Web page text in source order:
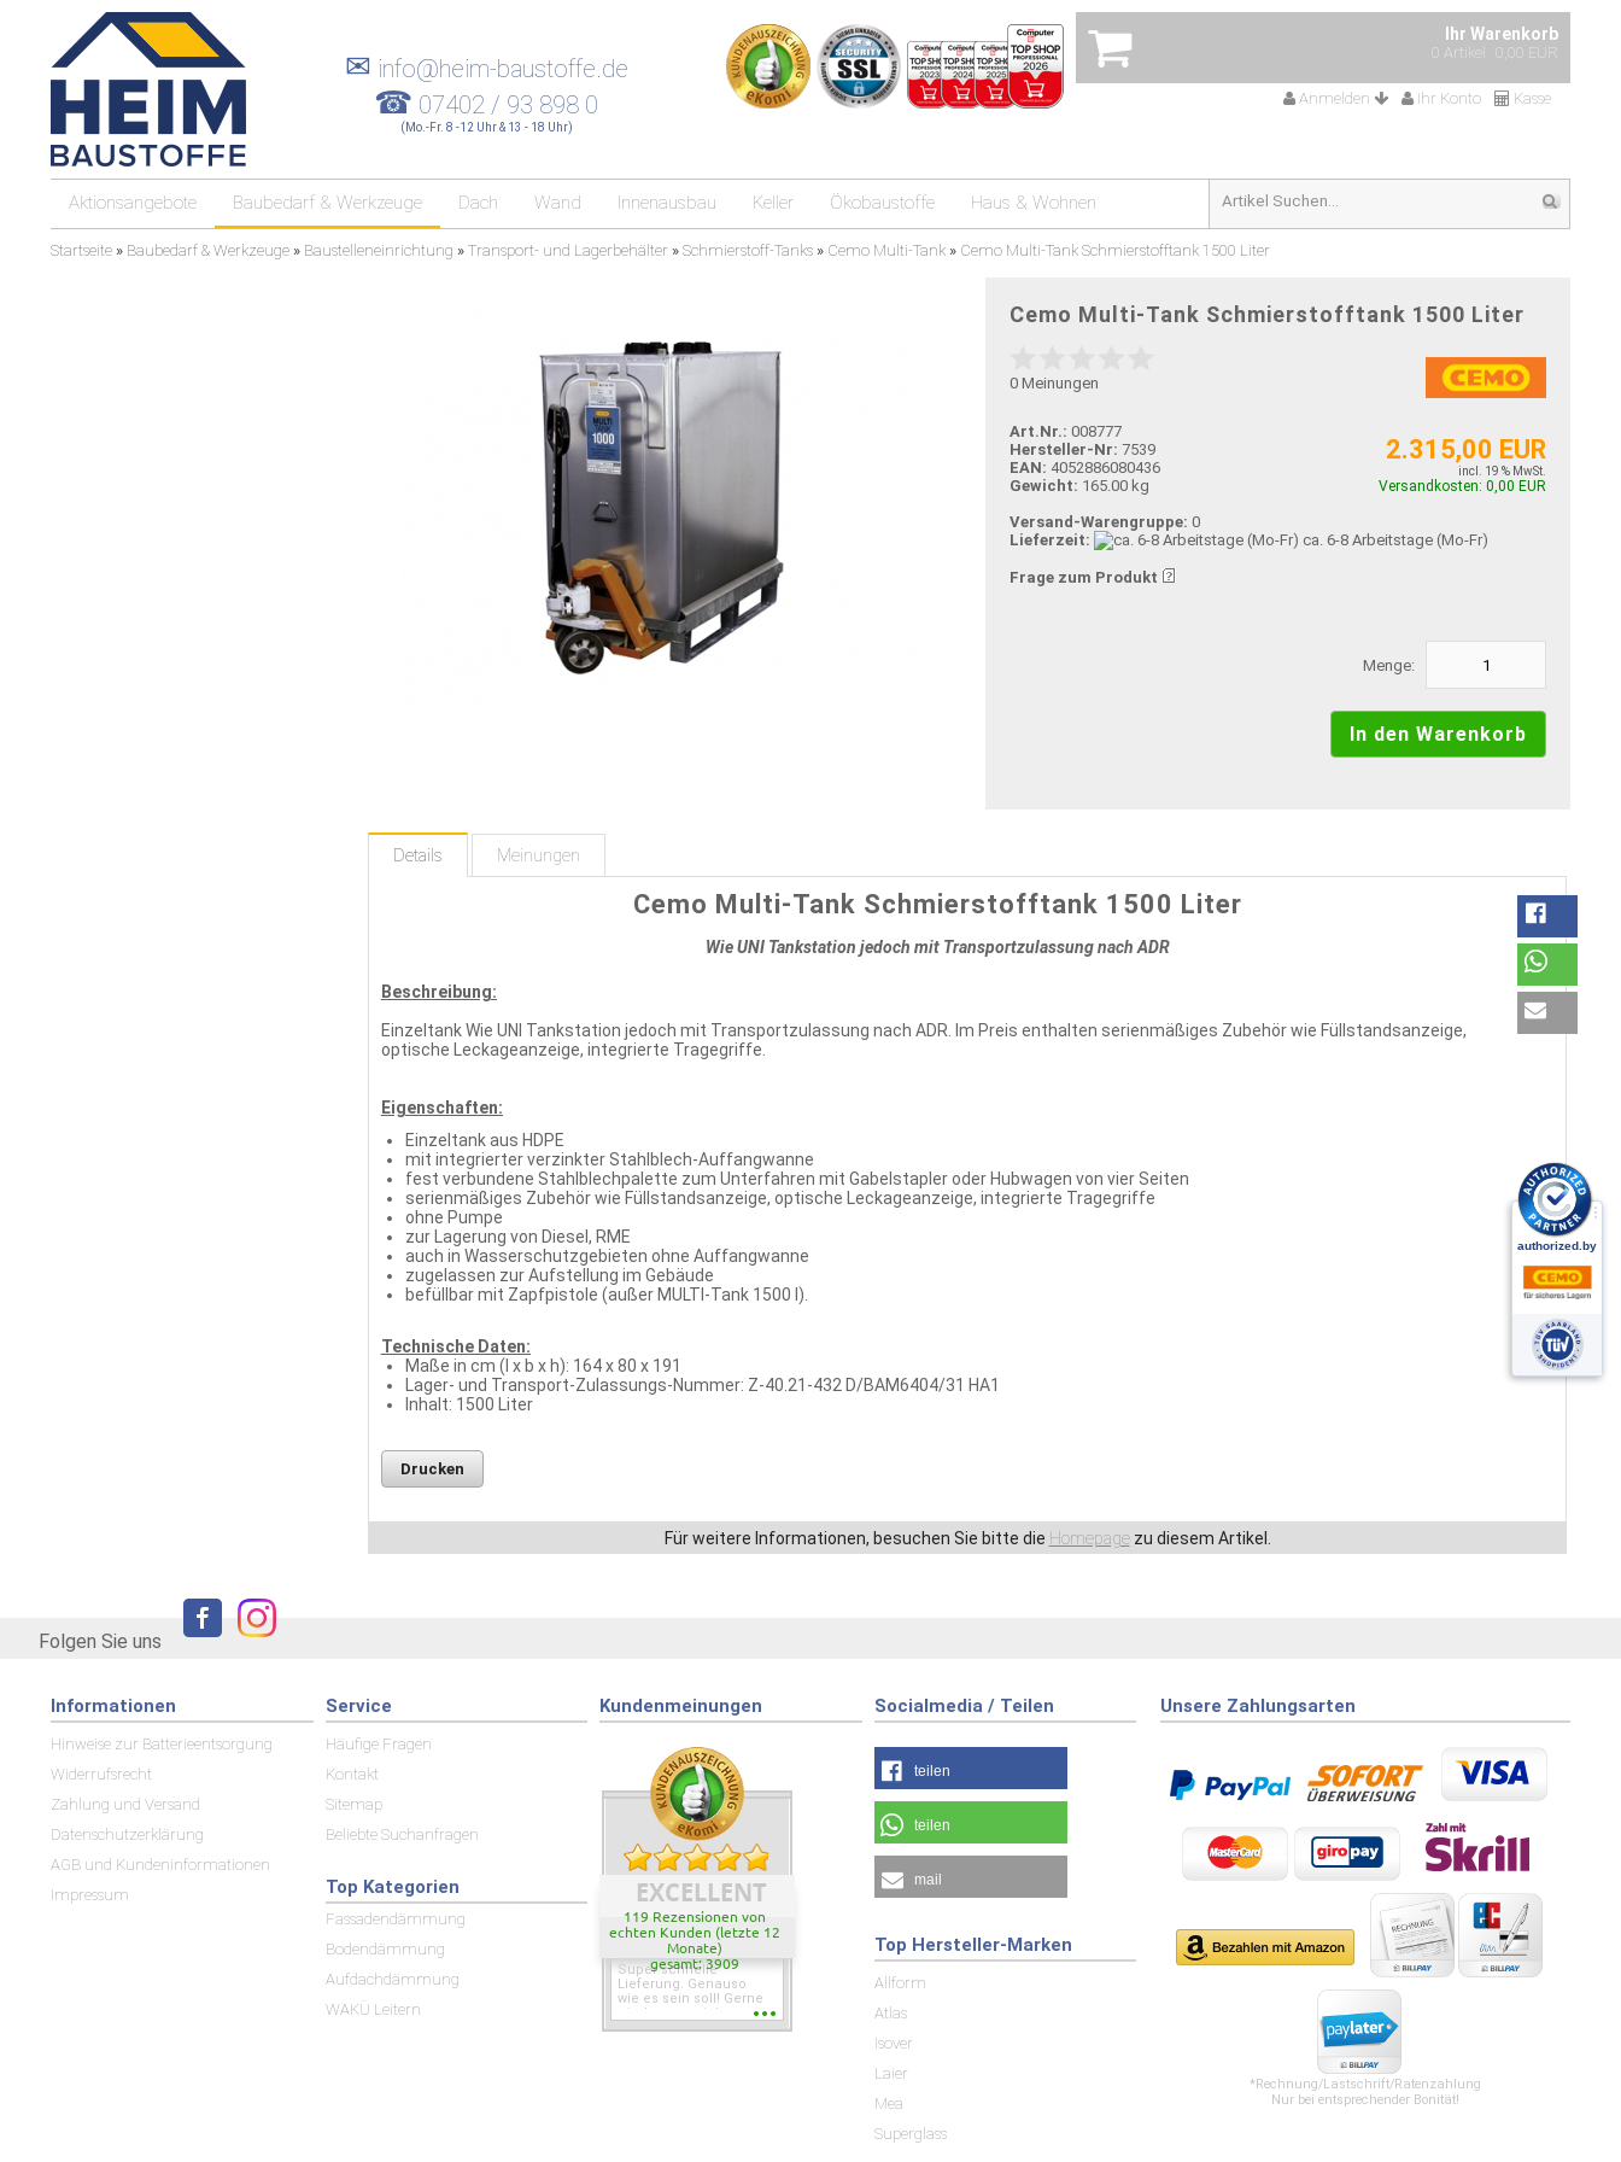
Ihr Warenkorb
0 Artikel 0,00 EUR
Anmelden Ihr Konto Kasse
✉ info@heim-baustoffe.de
☎ 07402 / 93 898 0
(Mo.-Fr. 8 -12 Uhr & 13 - 18 Uhr)
Aktionsangebote Baubedarf & Werkzeuge Dach Wand Innenausbau Keller Ökobaustoffe Haus & Wohnen
Startseite » Baubedarf & Werkzeuge » Baustelleneinrichtung » Transport- und Lagerbehälter » Schmierstoff-Tanks » Cemo Multi-Tank » Cemo Multi-Tank Schmierstofftank 1500 Liter
Cemo Multi-Tank Schmierstofftank 1500 Liter
0 Meinungen
2.315,00 EUR
incl. 19 % MwSt.
Versandkosten: 0,00 EUR
Art.Nr.: 008777
Hersteller-Nr: 7539
EAN: 4052886080436
Gewicht: 165.00 kg
Versand-Warengruppe: 0
Lieferzeit:
ca. 6-8 Arbeitstage (Mo-Fr)
Frage zum Produkt
Menge:
Details Meinungen
Cemo Multi-Tank Schmierstofftank 1500 Liter
Wie UNI Tankstation jedoch mit Transportzulassung nach ADR
Beschreibung:
Einzeltank Wie UNI Tankstation jedoch mit Transportzulassung nach ADR. Im Preis enthalten serienmäßiges Zubehör wie Füllstandsanzeige,
optische Leckageanzeige, integrierte Tragegriffe.
Eigenschaften:
Einzeltank aus HDPE
mit integrierter verzinkter Stahlblech-Auffangwanne
fest verbundene Stahlblechpalette zum Unterfahren mit Gabelstapler oder Hubwagen von vier Seiten
serienmäßiges Zubehör wie Füllstandsanzeige, optische Leckageanzeige, integrierte Tragegriffe
ohne Pumpe
zur Lagerung von Diesel, RME
auch in Wasserschutzgebieten ohne Auffangwanne
zugelassen zur Aufstellung im Gebäude
befüllbar mit Zapfpistole (außer MULTI-Tank 1500 l).
Technische Daten:
Maße in cm (l x b x h): 164 x 80 x 191
Lager- und Transport-Zulassungs-Nummer: Z-40.21-432 D/BAM6404/31 HA1
Inhalt: 1500 Liter
Drucken
Für weitere Informationen, besuchen Sie bitte die Homepagezu diesem Artikel.
Folgen Sie uns
Informationen
Hinweise zur Batterieentsorgung
Widerrufsrecht
Zahlung und Versand
Datenschutzerklärung
AGB und Kundeninformationen
Impressum
Service
Häufige Fragen
Kontakt
Sitemap
Beliebte Suchanfragen
Top Kategorien
Fassadendämmung
Bodendämmung
Aufdachdämmung
WAKÜ Leitern
Kundenmeinungen
EXCELLENT
119 Rezensionen von
echten Kunden (letzte 12
Monate)
gesamt: 3909
Super schnelle
Lieferung. Genauso
wie es sein soll! Gerne
wieder wenn ich was
Socialmedia / Teilen
teilen
teilen
mail
Unsere Zahlungsarten
*Rechnung/Lastschrift/Ratenzahlung
Nur bei entsprechender Bonität!
Top Hersteller-Marken
Allform
Atlas
Isover
Laier
Mea
Superglass